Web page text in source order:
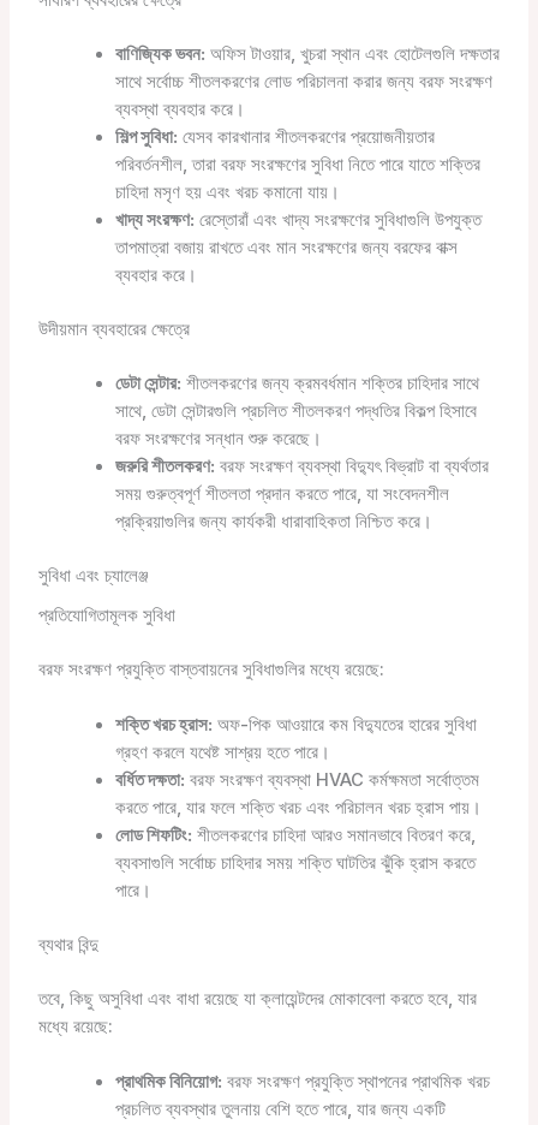
বাণিজ্যিক ভবন: অফিস টাওয়ার, খুচরা স্থান এবং হোটেলগুলি দক্ষতার
সাথে সর্বোচ্চ শীতলকরণের লোড পরিচালনা করার জন্য বরফ সংরক্ষণ
ব্যবস্থা ব্যবহার করে।
শিল্প সুবিধা: যেসব কারখানার শীতলকরণের প্রয়োজনীয়তার
পরিবর্তনশীল, তারা বরফ সংরক্ষণের সুবিধা নিতে পারে যাতে শক্তির
চাহিদা মসৃণ হয় এবং খরচ কমানো যায়।
খাদ্য সংরক্ষণ: রেস্তোরাঁ এবং খাদ্য সংরক্ষণের সুবিধাগুলি উপযুক্ত
তাপমাত্রা বজায় রাখতে এবং মান সংরক্ষণের জন্য বরফের বাক্স
ব্যবহার করে।
উদীয়মান ব্যবহারের ক্ষেত্রে
ডেটা সেন্টার: শীতলকরণের জন্য ক্রমবর্ধমান শক্তির চাহিদার সাথে
সাথে, ডেটা সেন্টারগুলি প্রচলিত শীতলকরণ পদ্ধতির বিকল্প হিসাবে
বরফ সংরক্ষণের সন্ধান শুরু করেছে।
জরুরি শীতলকরণ: বরফ সংরক্ষণ ব্যবস্থা বিদ্যুৎ বিভ্রাট বা ব্যর্থতার
সময় গুরুত্বপূর্ণ শীতলতা প্রদান করতে পারে, যা সংবেদনশীল
প্রক্রিয়াগুলির জন্য কার্যকরী ধারাবাহিকতা নিশ্চিত করে।
সুবিধা এবং চ্যালেঞ্জ
প্রতিযোগিতামূলক সুবিধা
বরফ সংরক্ষণ প্রযুক্তি বাস্তবায়নের সুবিধাগুলির মধ্যে রয়েছে:
শক্তি খরচ হ্রাস: অফ-পিক আওয়ারে কম বিদ্যুতের হারের সুবিধা
গ্রহণ করলে যথেষ্ট সাশ্রয় হতে পারে।
বর্ধিত দক্ষতা: বরফ সংরক্ষণ ব্যবস্থা HVAC কর্মক্ষমতা সর্বোত্তম
করতে পারে, যার ফলে শক্তি খরচ এবং পরিচালন খরচ হ্রাস পায়।
লোড শিফটিং: শীতলকরণের চাহিদা আরও সমানভাবে বিতরণ করে,
ব্যবসাগুলি সর্বোচ্চ চাহিদার সময় শক্তি ঘাটতির ঝুঁকি হ্রাস করতে
পারে।
ব্যথার বিন্দু
তবে, কিছু অসুবিধা এবং বাধা রয়েছে যা ক্লায়েন্টদের মোকাবেলা করতে হবে, যার
মধ্যে রয়েছে:
প্রাথমিক বিনিয়োগ: বরফ সংরক্ষণ প্রযুক্তি স্থাপনের প্রাথমিক খরচ
প্রচলিত ব্যবস্থার তুলনায় বেশি হতে পারে, যার জন্য একটি